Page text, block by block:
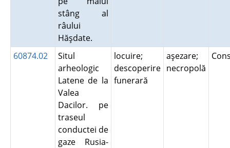
stâng al
râului
Hăşdate.
60874.02
Situl
arheologic
Latene de la
Valea
Dacilor. pe
traseul
conductei de
gaze Rusia-
locuire;
descoperire
funerară
aşezare;
necropolă